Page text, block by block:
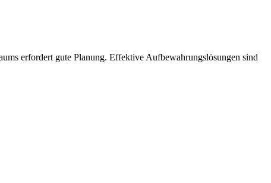
erfordert gute Planung. Effektive Aufbewahrungslösungen sind